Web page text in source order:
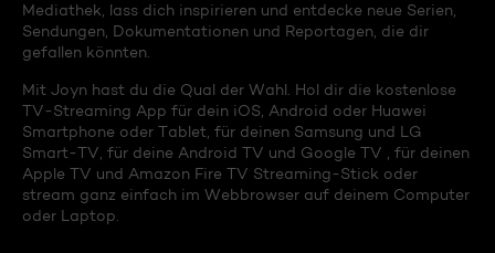
Mediathek, lass dich inspirieren und entdecke neue Serien,
Sendungen, Dokumentationen und Reportagen, die dir
gefallen könnten.
Mit Joyn hast du die Qual der Wahl. Hol dir die kostenlose
TV-Streaming App für dein iOS, Android oder Huawei
Smartphone oder Tablet, für deinen Samsung und LG
Smart-TV, für deine Android TV und Google TV , für deinen
Apple TV und Amazon Fire TV Streaming-Stick oder
stream ganz einfach im Webbrowser auf deinem Computer
oder Laptop.